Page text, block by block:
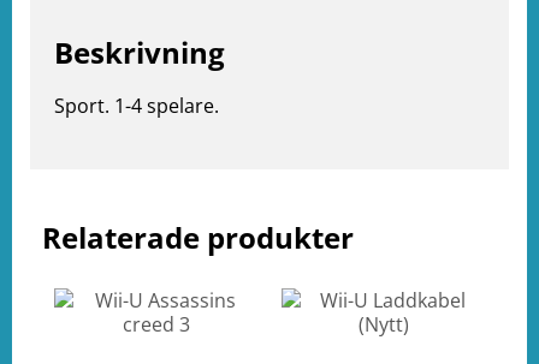
Relaterade produkter
Beskrivning
Sport. 1-4 spelare.